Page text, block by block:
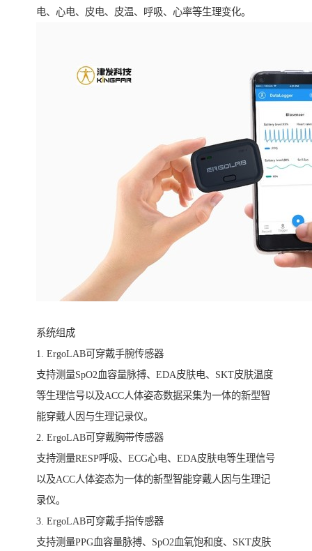
电、心电、皮电、皮温、呼吸、心率等生理变化。
系统组成
1. ErgoLAB可穿戴手腕传感器
支持测量SpO2血容量脉搏、EDA皮肤电、SKT皮肤温度
等生理信号以及ACC人体姿态数据采集为一体的新型智
能穿戴人因与生理记录仪。
2. ErgoLAB可穿戴胸带传感器
支持测量RESP呼吸、ECG心电、EDA皮肤电等生理信号
以及ACC人体姿态为一体的新型智能穿戴人因与生理记
录仪。
3. ErgoLAB可穿戴手指传感器
支持测量PPG血容量脉搏、SpO2血氧饱和度、SKT皮肤